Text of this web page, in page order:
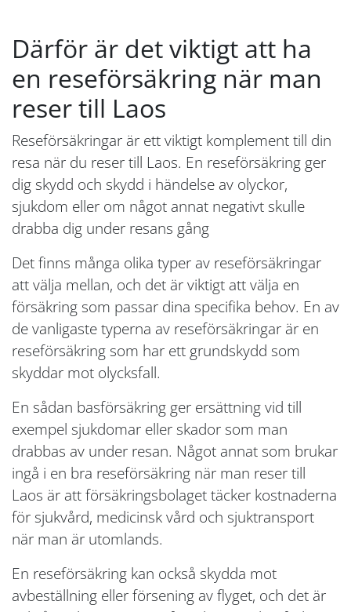
Därför är det viktigt att ha
en reseförsäkring när man
reser till Laos
Reseförsäkringar är ett viktigt komplement till din
resa när du reser till Laos. En reseförsäkring ger
dig skydd och skydd i händelse av olyckor,
sjukdom eller om något annat negativt skulle
drabba dig under resans gång
Det finns många olika typer av reseförsäkringar
att välja mellan, och det är viktigt att välja en
försäkring som passar dina specifika behov. En av
de vanligaste typerna av reseförsäkringar är en
reseförsäkring som har ett grundskydd som
skyddar mot olycksfall.
En sådan basförsäkring ger ersättning vid till
exempel sjukdomar eller skador som man
drabbas av under resan. Något annat som brukar
ingå i en bra reseförsäkring när man reser till
Laos är att försäkringsbolaget täcker kostnaderna
för sjukvård, medicinsk vård och sjuktransport
när man är utomlands.
En reseförsäkring kan också skydda mot
avbeställning eller försening av flyget, och det är